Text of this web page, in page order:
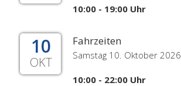
10:00 - 19:00 Uhr
10
OKT
Fahrzeiten
Samstag 10. Oktober 2026
10:00 - 22:00 Uhr